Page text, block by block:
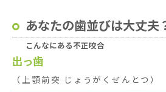
あなたの歯並びは大丈夫
こんなにある不正咬合
出っ歯
（上顎前突 じょうがくぜんとつ）